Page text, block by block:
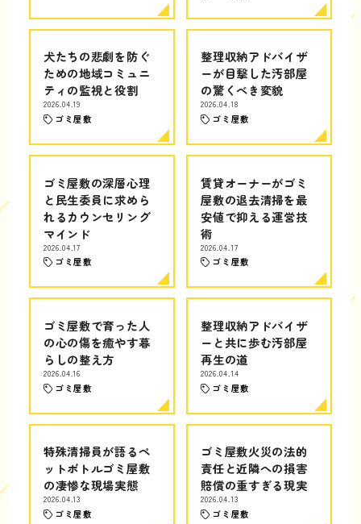
犬たちの悲劇を防ぐ
ための地域コミュニ
ティの監視と役割
2026.04.19
ゴミ屋敷
整理収納アドバイザ
ーが目撃した汚部屋
の驚くべき変貌
2026.04.18
ゴミ屋敷
ゴミ屋敷の深層心理
と民生委員に求めら
れるカウンセリング
マインド
2026.04.17
ゴミ屋敷
賃貸オーナーがゴミ
屋敷の退去清掃を最
安値で抑える運営技
術
2026.04.17
ゴミ屋敷
ゴミ屋敷で育った人
の心の傷を癒やす暮
らしの整え方
2026.04.16
ゴミ屋敷
整理収納アドバイザ
ーと共に歩む汚部屋
再生の道
2026.04.14
ゴミ屋敷
特殊清掃員が語るペ
ットボトルゴミ屋敷
の凄惨な現場実態
2026.04.13
ゴミ屋敷
ゴミ屋敷火災の法的
責任と近隣への損害
賠償の重すぎる現実
2026.04.13
ゴミ屋敷